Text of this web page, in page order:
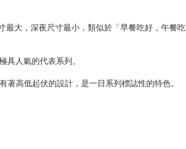
最大，深夜尺寸最小，類似於「早餐吃好，午餐吃
具人氣的代表系列。
著高低起伏的設計，是一日系列標誌性的特色。